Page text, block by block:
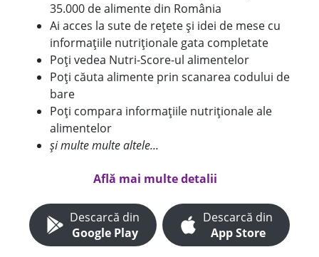
35.000 de alimente din România
Ai acces la sute de rețete și idei de mese cu
informațiile nutriționale gata completate
Poți vedea Nutri-Score-ul alimentelor
Poți căuta alimente prin scanarea codului de
bare
Poți compara informațiile nutriționale ale
alimentelor
și multe multe altele...
Află mai multe detalii
Descarcă din
Google Play
Descarcă din
App Store